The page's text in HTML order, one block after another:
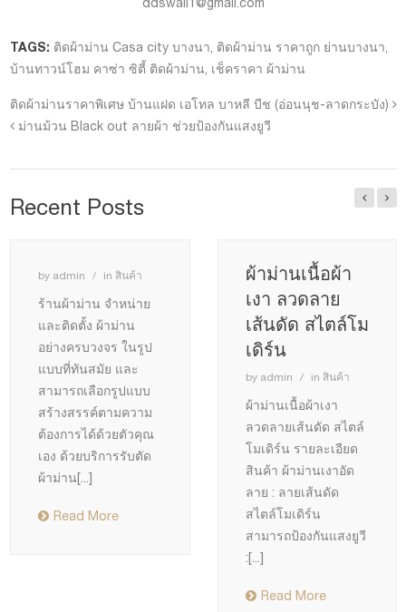
TAGS: ติดผ้าม่าน Casa city บางนา ติดผ้าม่าน ราคาถูก ย่านบางนา
บ้านทาวน์โฮม คาซ่า ซิตี้ ติดผ้าม่าน เช็คราคา ผ้าม่าน
ติดผ้าม่านราคาพิเศษ บ้านแฝด เอโทล บาหลี บีช (อ่อนนุช-ลาดกระบัง)
ม่านม้วน Black out ลายผ้า ช่วยป้องกันแสงยูวี
Recent Posts
by admin in สินค้า
ร้านผ้าม่าน จำหน่าย
และติดตั้ง ผ้าม่าน
อย่างครบวงจร ในรูป
แบบที่ทันสมัย และ
สามารถเลือกรูปแบบ
สร้างสรรค์ตามความ
ต้องการได้ด้วยตัวคุณ
เอง ด้วยบริการรับตัด
ผ้าม่าน[...]
Read More
ผ้าม่านเนื้อผ้า
เงา ลวดลาย
เส้นดัด สไตล์โม
เดิร์น
by admin in สินค้า
ผ้าม่านเนื้อผ้าเงา
ลวดลายเส้นดัด สไตล์
โมเดิร์น รายละเอียด
สินค้า ผ้าม่านเงาอัด
ลาย : ลายเส้นดัด
สไตล์โมเดิร์น
สามารถป้องกันแสงยูวี
:[...]
Read More